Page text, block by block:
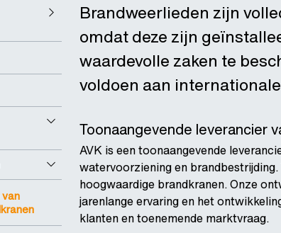
Brandweerlieden zijn
omdat deze zijn
waardevolle zaken te
voldoen aan
Toonaangevende leverancier
AVK is een toonaangevende
watervoorziening en
hoogwaardige brandkranen. Onze
jarenlange ervaring en het
klanten en toenemende marktvraag.